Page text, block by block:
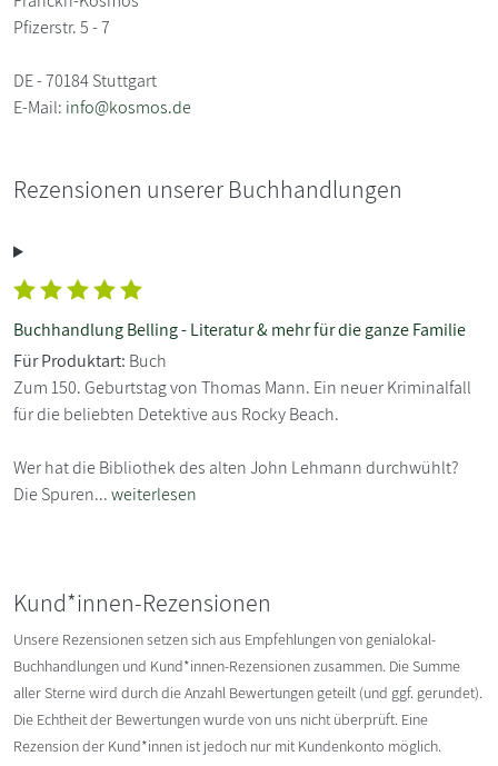
Pfizerstr. 5 - 7
DE - 70184 Stuttgart
E-Mail: info@kosmos.de
Rezensionen unserer Buchhandlungen
Buchhandlung Belling - Literatur & mehr für die ganze Familie
Für Produktart: Buch
Zum 150. Geburtstag von Thomas Mann. Ein neuer Kriminalfall
für die beliebten Detektive aus Rocky Beach.
Wer hat die Bibliothek des alten John Lehmann durchwühlt?
Die Spuren...weiterlesen
Kund*innen-Rezensionen
Unsere Rezensionen setzen sich aus Empfehlungen von genialokal-
Buchhandlungen und Kund*innen-Rezensionen zusammen. Die Summe
aller Sterne wird durch die Anzahl Bewertungen geteilt (und ggf. gerundet).
Die Echtheit der Bewertungen wurde von uns nicht überprüft. Eine
Rezension der Kund*innen ist jedoch nur mit Kundenkonto möglich.